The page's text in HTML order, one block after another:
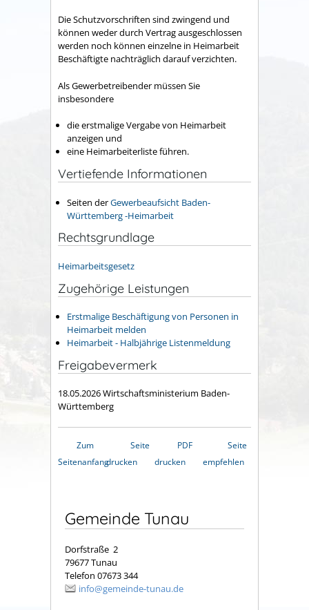
Die Schutzvorschriften sind zwingend und
können weder durch Vertrag ausgeschlossen
werden noch können einzelne in Heimarbeit
Beschäftigte nachträglich darauf verzichten.
Als Gewerbetreibender müssen Sie
insbesondere
die erstmalige Vergabe von Heimarbeit
anzeigen und
eine Heimarbeiterliste führen.
Vertiefende Informationen
Seiten derGewerbeaufsicht Baden-
Württemberg -Heimarbeit
Rechtsgrundlage
Heimarbeitsgesetz
Zugehörige Leistungen
Erstmalige Beschäftigung von Personen in
Heimarbeit melden
Heimarbeit - Halbjährige Listenmeldung
Freigabevermerk
18.05.2026 Wirtschaftsministerium Baden-
Württemberg
Zum
Seitenanfang
Seite
drucken
PDF
drucken
Seite
empfehlen
Gemeinde Tunau
Dorfstraße 2
79677 Tunau
Telefon 07673 344
info@gemeinde-tunau.de